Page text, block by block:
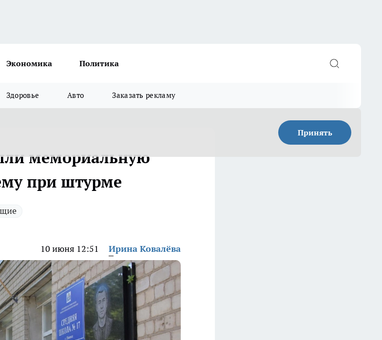
Экономика Политика
Здоровье Авто Заказать рекламу
Принять
мемориальную
при штурме
10 июня 12:51 Ирина Ковалёва